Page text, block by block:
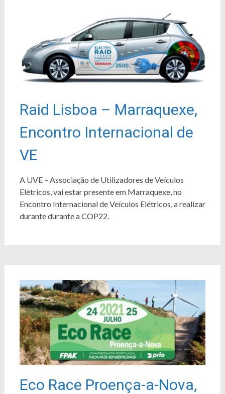
Raid Lisboa – Marraquexe,
Encontro Internacional de
VE
A UVE – Associação de Utilizadores de Veículos
Elétricos, vai estar presente em Marraquexe, no
Encontro Internacional de Veículos Elétricos, a realizar
durante durante a COP22.
Eco Race Proença-a-Nova,